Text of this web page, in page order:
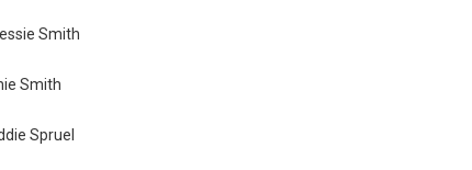
Smith
Smith
Spruel